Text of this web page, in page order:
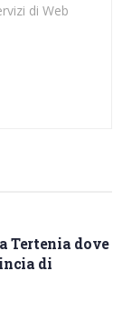
di Web
Tertenia dove
di